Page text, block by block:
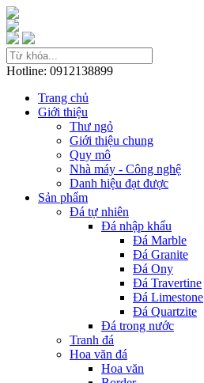
Hotline: 0912138899
Trang chủ
Giới thiệu
Thư ngỏ
Giới thiệu chung
Quy mô
Nhà máy - Công nghệ
Danh hiệu đạt được
Sản phẩm
Đá tự nhiên
Đá nhập khẩu
Đá Marble
Đá Granite
Đá Ony
Đá Travertine
Đá Limestone
Đá Quartzite
Đá trong nước
Tranh đá
Hoa văn đá
Hoa văn